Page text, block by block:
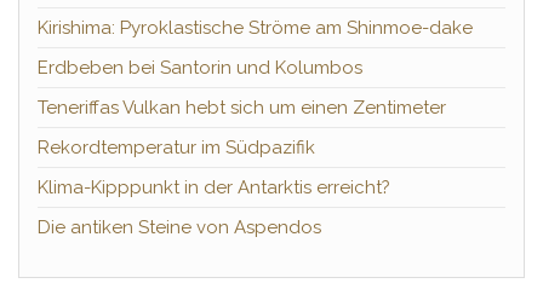
Kirishima: Pyroklastische Ströme am Shinmoe-dake
Erdbeben bei Santorin und Kolumbos
Teneriffas Vulkan hebt sich um einen Zentimeter
Rekordtemperatur im Südpazifik
Klima-Kipppunkt in der Antarktis erreicht?
Die antiken Steine von Aspendos